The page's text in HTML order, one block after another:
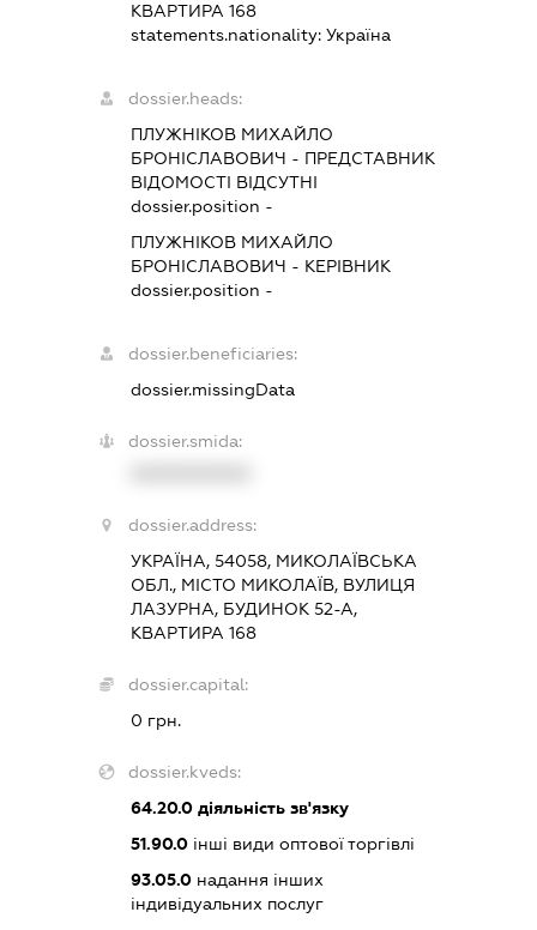
КВАРТИРА 168
statements.nationality:Україна
dossier.heads:
ПЛУЖНІКОВ МИХАЙЛО
БРОНІСЛАВОВИЧ - ПРЕДСТАВНИК
ВІДОМОСТІ ВІДСУТНІ
dossier.position -
ПЛУЖНІКОВ МИХАЙЛО
БРОНІСЛАВОВИЧ - КЕРІВНИК
dossier.position -
dossier.beneficiaries:
dossier.missingData
dossier.smida:
dossier.address:
УКРАЇНА, 54058, МИКОЛАЇВСЬКА
ОБЛ., МІСТО МИКОЛАЇВ, ВУЛИЦЯ
ЛАЗУРНА, БУДИНОК 52-А,
КВАРТИРА 168
dossier.capital:
0 грн.
dossier.kveds:
64.20.0 діяльність зв'язку
51.90.0 інші види оптової торгівлі
93.05.0 надання інших
індивідуальних послуг